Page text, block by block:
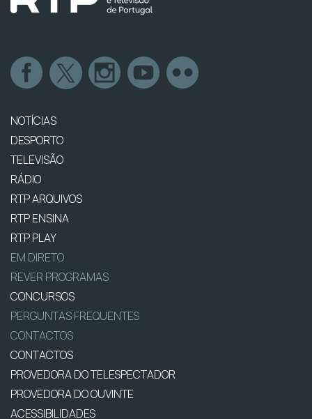
NOTÍCIAS
DESPORTO
TELEVISÃO
RÁDIO
RTP ARQUIVOS
RTP ENSINA
RTP PLAY
EM DIRETO
REVER PROGRAMAS
CONCURSOS
PERGUNTAS FREQUENTES
CONTACTOS
CONTACTOS
PROVEDORA DO TELESPECTADOR
PROVEDORA DO OUVINTE
ACESSIBILIDADES